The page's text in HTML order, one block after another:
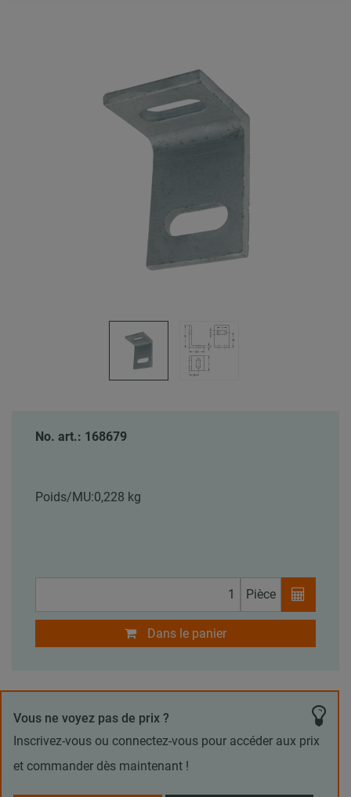
No. art.: 168679
Poids/MU:0,228 kg
Pièce
Dans le panier
Vous ne voyez pas de prix ?
Inscrivez-vous ou connectez-vous pour accéder aux prix
et commander dès maintenant !